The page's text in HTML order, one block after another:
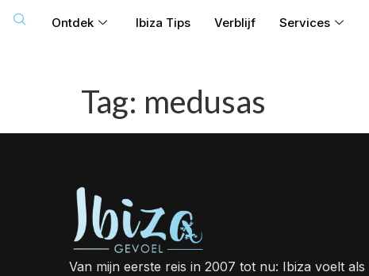
Ontdek Ibiza Tips Verblijf
Services
Tag: medusas
Van mijn eerste reis in 2007 tot nu: Ibiza voelt als